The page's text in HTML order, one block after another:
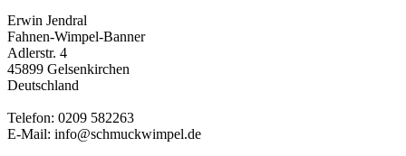
Erwin Jendral
Fahnen-Wimpel-Banner
Adlerstr. 4
45899 Gelsenkirchen
Deutschland
Telefon: 0209 582263
E-Mail: info@schmuckwimpel.de